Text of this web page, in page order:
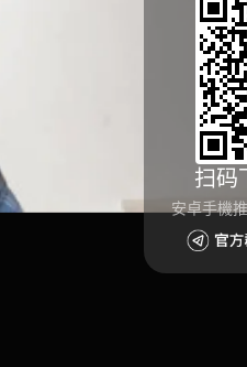
扫码
安卓手機